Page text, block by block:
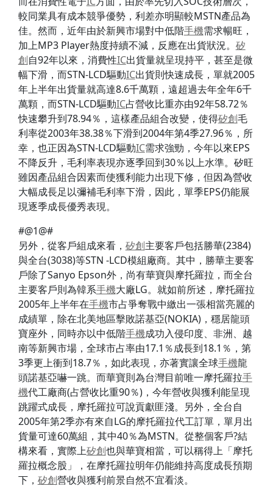
較同業具有成本競爭優勢，利差亦明顯較MSTN產品為
佳。然而，近年由於新興市場對中低階手機需求暢旺，
加上MP3 Player熱度持續不減，反應在出貨狀況。 矽
創自92年以來，消費性IC出貨量就呈現持平，甚至是微
幅下滑，而STN-LCD驅動IC出貨則快速成長，單就2005
年上半年出貨量就高達8.6千萬顆，遠超過去年全年6千
萬顆，而STN-LCD驅動IC占營收比重亦由92年58.72％
快速攀升到78.94％，這樣產品組合改變，使得矽創毛
利率從2003年38.38％下滑到2004年第4季27.96％，所
幸，也正因為STN-LCD驅動IC需求強勁，今年以來EPS
不降反升，毛利率表現亦逐季回到30％以上水準。矽旺
雖因產品組合因素而使獲利能力出現下修，但因為營收
大幅成長足以彌補毛利率下滑，因此，單季EPS仍能展
現逐季成長優秀表現。
#@1@#
另外，從客戶組成來看， 矽創主要客戶包括勝華(2384)
與全台(3038)等STN -LCD模組廠商。其中，勝華主要客
戶除了Sanyo Epson外，尚有華寶與摩托羅拉，而全台
主要客戶則為韓系手機大廠LG。就如前所述，摩托羅拉
2005年上半年在手機市占爭奪戰中繳出一張相當亮麗的
成績單，除在北美地區擊敗諾基亞(NOKIA)，穩居龍頭
寶座外，同時亦以中低階手機成功入侵印度、非洲、越
南等新興市場，全球市占率由17.1％成長到18.1％，第
3季更上衝到18.7％，如此表現，亦著實讓全球手機龍
頭諾基亞嚇一跳。而華寶則為台灣目前唯一摩托羅拉手
機代工廠商(占營收比重90％)，今年營收與獲利能呈現
跳躍式成長，摩托羅拉可說貢獻匪淺。另外，全台自
2005年第2季亦有來自LG的摩托羅拉代工訂單，單月出
貨量可達60萬組，其中40％為MSTN。從整個客戶?結
構來看，實際上矽創也與華寶相當，可以稱得上「摩托
羅拉概念股」，在摩托羅拉明年仍能維持高度成長預期
下， 矽創營收與獲利前景自然不宜看淡。